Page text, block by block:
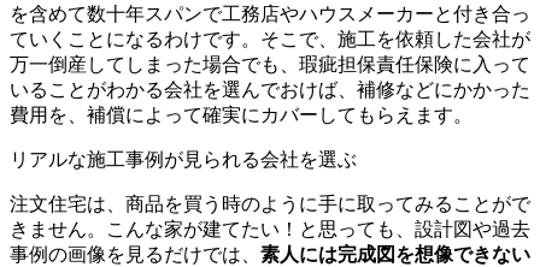
を含めて数十年スパンで工務店やハウスメーカーと付き合っ
ていく ことになるわけです。そこで、施工を依頼した会社が
万一倒産してしまった場合でも、 瑕疵担保責任保険に入って
いることがわかる会社を選んでおけば、 補修などにかかった
費用を、補償によって確実にカバー してもらえます。
リアルな施工事例が見られる会社を選ぶ
注文住宅は、商品を買う時のように手に取ってみることがで
きません。こんな家が建てたい！と思っても、設計図や過去
事例の画像を見るだけでは、 素人には完成図を想像できない